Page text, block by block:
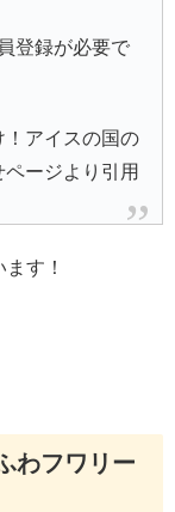
登録が必要で
アイスの国の
ージより引用
す！
わフワリー